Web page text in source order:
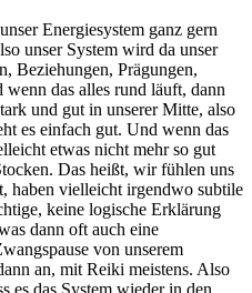
Energiesystem ganz gern
unser System wird da unser
Beziehungen, Prägungen,
wenn das alles rund läuft, dann
und gut in unserer Mitte, also
es einfach gut. Und wenn das
etwas nicht mehr so gut
Das heißt, wir fühlen uns
haben vielleicht irgendwo subtile
keine logische Erklärung
dann oft auch eine
von unserem
an, mit Reiki meistens. Also
es das System wieder in den